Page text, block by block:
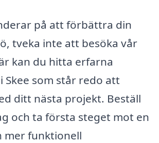
på att förbättra din
tveka inte att besöka vår
kan du hitta erfarna
Skee som står redo att
ditt nästa projekt. Beställ
och ta första steget mot en
mer funktionell